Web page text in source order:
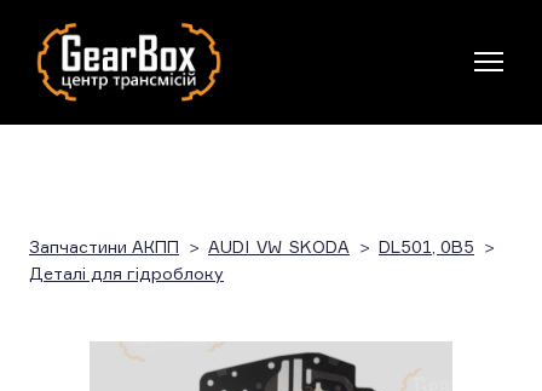
Запчастини АКПП AUDI_VW_SKODA
DL501, 0B5
Деталі для гідроблоку